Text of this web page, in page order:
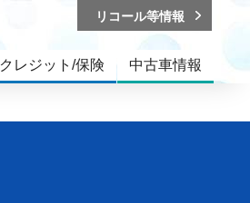
クレジット/保険 中古車情報
リコール等情報